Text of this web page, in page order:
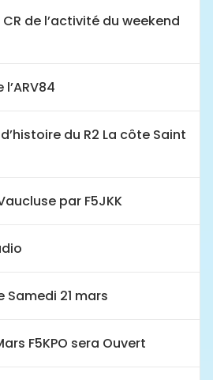
de l’activité du weekend
du R2 La côte Saint
par F5JKK
Samedi 21 mars
F5KPO sera Ouvert